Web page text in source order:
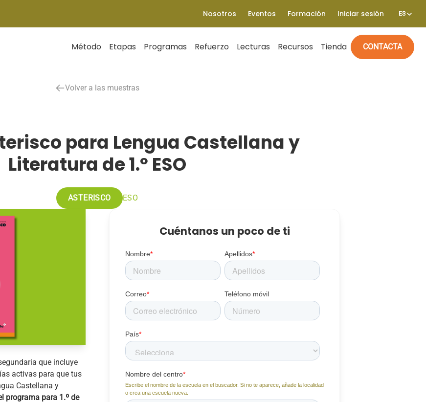
Nosotros Eventos Formación Iniciar sesión ES
Método Etapas Programas Refuerzo Lecturas Recursos Tienda CONTACTA
Volver a las muestras
para Lengua Castellana y
Literatura de 1.º ESO
ASTERISCO ESO
que incluye
activas para que tus
Castellana y
programa para 1.º de
Cuéntanos un poco de ti
Nombre* Apellidos*
Correo* Teléfono móvil
País*
Nombre del centro*
Escribe el nombre de la escuela en el buscador. Si no te aparece, añade la localidad
o crea una escuela nueva.